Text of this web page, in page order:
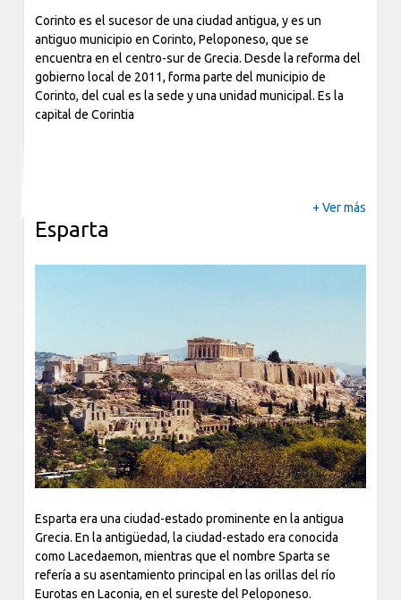
barrio de Kolonáki que es mucho más moderno y rico que el
resto. La temporada turística va de abril a octubre y el mes
con más afluencia es agosto, que es cuando la ciudad se
llena de gente y hace un calor insoportable.
Corinto es el sucesor de una ciudad antigua, y es un
antiguo municipio en Corinto, Peloponeso, que se
encuentra en el centro-sur de Grecia. Desde la reforma del
gobierno local de 2011, forma parte del municipio de
Corinto, del cual es la sede y una unidad municipal. Es la
capital de Corintia
+ Ver más
Esparta
Previous Next
Esparta era una ciudad-estado prominente en la antigua
Grecia. En la antigüedad, la ciudad-estado era conocida
como Lacedaemon, mientras que el nombre Sparta se
refería a su asentamiento principal en las orillas del río
Eurotas en Laconia, en el sureste del Peloponeso.